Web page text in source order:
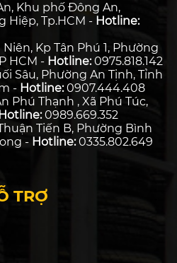
Khu phố Đông An,
Hiệp, Tp.HCM - Hotline:
Kp Tân Phú 1, Phường
HCM - Hotline:0975.818.142
Sâu, Phường An Tịnh, Tỉnh
- Hotline:0907.444.408
Phú Thạnh , Xã Phú Túc,
Hotline:0989.669.352
Tiến B, Phường Bình
- Hotline:0335.802.649
TRỢ